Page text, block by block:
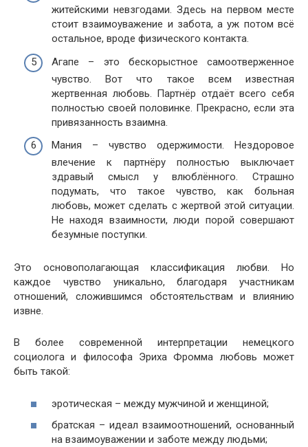
житейскими невзгодами. Здесь на первом месте
стоит взаимоуважение и забота, а уж потом всё
остальное, вроде физического контакта.
Агапе – это бескорыстное самоотверженное
чувство. Вот что такое всем известная
жертвенная любовь. Партнёр отдаёт всего себя
полностью своей половинке. Прекрасно, если эта
привязанность взаимна.
Мания – чувство одержимости. Нездоровое
влечение к партнёру полностью выключает
здравый смысл у влюблённого. Страшно
подумать, что такое чувство, как больная
любовь, может сделать с жертвой этой ситуации.
Не находя взаимности, люди порой совершают
безумные поступки.
Это основополагающая классификация любви. Но
каждое чувство уникально, благодаря участникам
отношений, сложившимся обстоятельствам и влиянию
извне.
В более современной интерпретации немецкого
социолога и философа Эриха Фромма любовь может
быть такой:
эротическая – между мужчиной и женщиной;
братская – идеал взаимоотношений, основанный
на взаимоуважении и заботе между людьми;